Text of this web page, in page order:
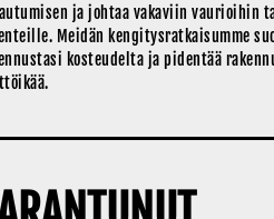
ja johtaa vakaviin vaurioihin
Meidän kengitysratkaisumme
kosteudelta ja pidentää